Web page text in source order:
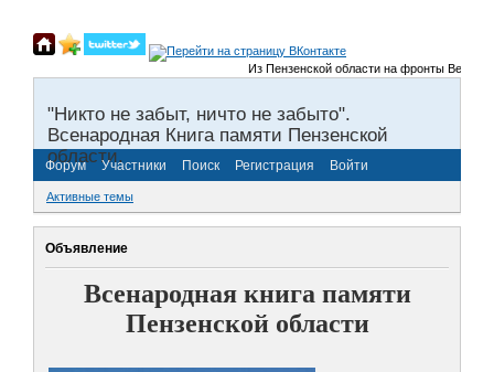
Из Пензенской области на фронты
"Никто не забыт, ничто не забыто".
Всенародная Книга памяти Пензенской
области.
Форум Участники Поиск Регистрация Войти
Активные темы
Объявление
Всенародная книга памяти
Пензенской области